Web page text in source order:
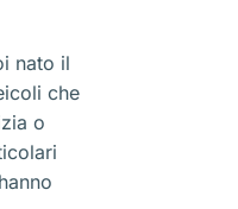
nato il
che
o